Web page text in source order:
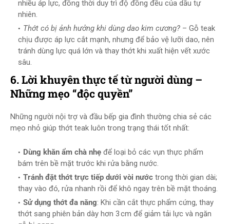
nhiều áp lực, đồng thời duy trì độ đồng đều của dầu tự
nhiên.
Thớt có bị ảnh hưởng khi dùng dao kim cương? – Gỗ teak
chịu được áp lực cắt mạnh, nhưng để bảo vệ lưỡi dao, nên
tránh dùng lực quá lớn và thay thớt khi xuất hiện vết xước
sâu.
6. Lời khuyên thực tế từ người dùng –
Những mẹo “độc quyền”
Những người nội trợ và đầu bếp gia đình thường chia sẻ các
mẹo nhỏ giúp thớt teak luôn trong trạng thái tốt nhất:
Dùng khăn ẩm chà nhẹ để loại bỏ các vụn thực phẩm
bám trên bề mặt trước khi rửa bằng nước.
Tránh đặt thớt trực tiếp dưới vòi nước trong thời gian dài;
thay vào đó, rửa nhanh rồi để khô ngay trên bề mặt thoáng.
Sử dụng thớt đa năng: Khi cần cắt thực phẩm cứng, thay
thớt sang phiên bản dày hơn 3 cm để giảm tải lực và ngăn